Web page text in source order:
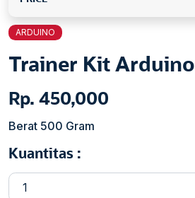
u
ARDUINO
Trainer Kit Arduino
Rp. 450,000
Berat 500 Gram
Kuantitas :